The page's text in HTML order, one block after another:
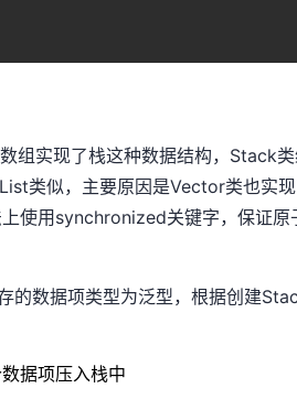
组实现了栈这种数据结构，Stack
类似，主要原因是Vector类也实
使用synchronized关键字，保证
的数据项类型为泛型，根据创建
据项压入栈中